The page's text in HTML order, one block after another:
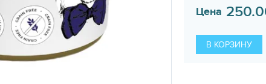
Цена
В КОРЗИНУ